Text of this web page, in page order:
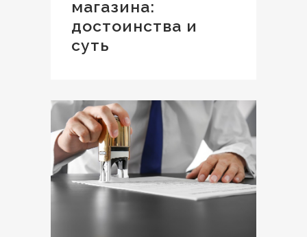
магазина:
достоинства и
суть